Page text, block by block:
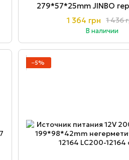
279*57*25mm JINBO
1 436
1 364 грн
В наличии
−5%